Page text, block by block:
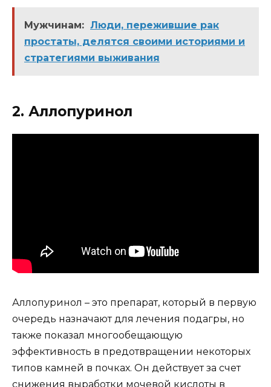
Мужчинам: Люди, пережившие рак
простаты, делятся своими историями и
стратегиями выживания
2. Аллопуринол
Аллопуринол – это препарат, который в первую
очередь назначают для лечения подагры, но
также показал многообещающую
эффективность в предотвращении некоторых
типов камней в почках. Он действует за счет
снижения выработки мочевой кислоты в